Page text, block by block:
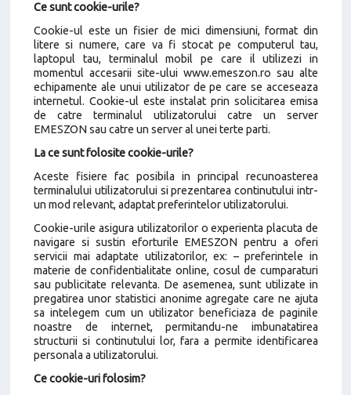
Ce sunt cookie-urile?
Cookie-ul este un fisier de mici dimensiuni, format din
litere si numere, care va fi stocat pe computerul tau,
laptopul tau, terminalul mobil pe care il utilizezi in
momentul accesarii site-ului www.emeszon.ro sau alte
echipamente ale unui utilizator de pe care se acceseaza
internetul. Cookie-ul este instalat prin solicitarea emisa
de catre terminalul utilizatorului catre un server
EMESZON sau catre un server al unei terte parti.
La ce sunt folosite cookie-urile?
Aceste fisiere fac posibila in principal recunoasterea
terminalului utilizatorului si prezentarea continutului intr-
un mod relevant, adaptat preferintelor utilizatorului.
Cookie-urile asigura utilizatorilor o experienta placuta de
navigare si sustin eforturile EMESZON pentru a oferi
servicii mai adaptate utilizatorilor, ex: – preferintele in
materie de confidentialitate online, cosul de cumparaturi
sau publicitate relevanta. De asemenea, sunt utilizate in
pregatirea unor statistici anonime agregate care ne ajuta
sa intelegem cum un utilizator beneficiaza de paginile
noastre de internet, permitandu-ne imbunatatirea
structurii si continutului lor, fara a permite identificarea
personala a utilizatorului.
Ce cookie-uri folosim?